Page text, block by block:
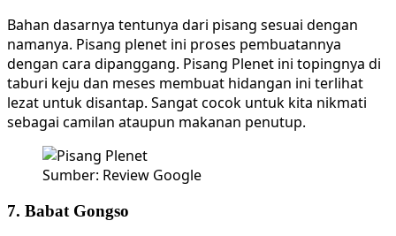
Bahan dasarnya tentunya dari pisang sesuai dengan
namanya. Pisang plenet ini proses pembuatannya
dengan cara dipanggang. Pisang Plenet ini topingnya di
taburi keju dan meses membuat hidangan ini terlihat
lezat untuk disantap. Sangat cocok untuk kita nikmati
sebagai camilan ataupun makanan penutup.
Sumber: Review Google
7. Babat Gongso